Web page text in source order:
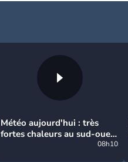
Météo aujourd'hui : très
fortes chaleurs au sud-ouest
avant des orages, jusqu'à08h10